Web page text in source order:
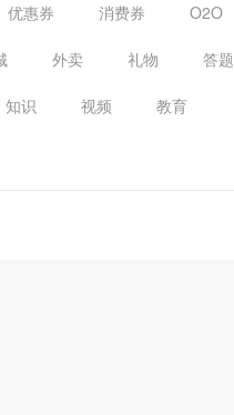
优惠券 消费券 O2O
外卖 礼物 答题
知识 视频 教育